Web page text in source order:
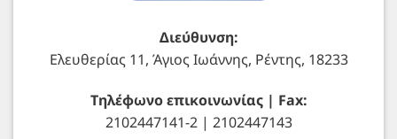
Διεύθυνση:
Ελευθερίας 11, Άγιος Ιωάννης, Ρέντης, 18233
Τηλέφωνο επικοινωνίας | Fax:
2102447141-2 | 2102447143